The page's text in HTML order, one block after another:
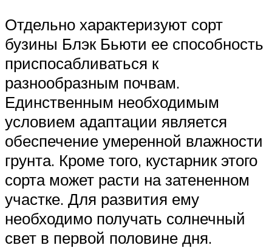
Отдельно характеризуют сорт
бузины Блэк Бьюти ее способность
приспосабливаться к
разнообразным почвам.
Единственным необходимым
условием адаптации является
обеспечение умеренной влажности
грунта. Кроме того, кустарник этого
сорта может расти на затененном
участке. Для развития ему
необходимо получать солнечный
свет в первой половине дня.